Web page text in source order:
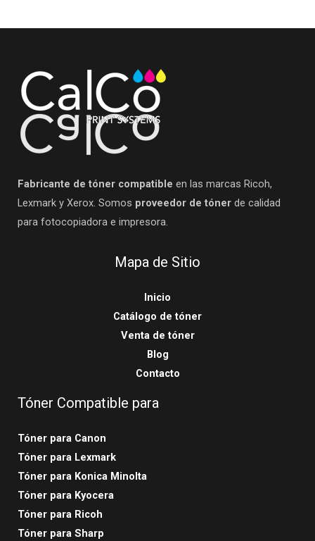
Fabricante de tóner compatible en las marcas Ricoh,
Lexmark y Xerox. Somos proveedor de tóner de calidad
para fotocopiadora e impresora.
Mapa de Sitio
Inicio
Catálogo de tóner
Venta de tóner
Blog
Contacto
Tóner Compatible para
Tóner para Canon
Tóner para Lexmark
Tóner para Konica Minolta
Tóner para Kyocera
Tóner para Ricoh
Tóner para Sharp